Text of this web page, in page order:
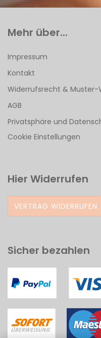
Mehr über...
Impressum
Kontakt
Widerrufsrecht &
AGB
Privatsphäre und
Cookie Einstellungen
Hier Widerrufen
VERTRAG WIDERRUFEN
Sicher bezahlen